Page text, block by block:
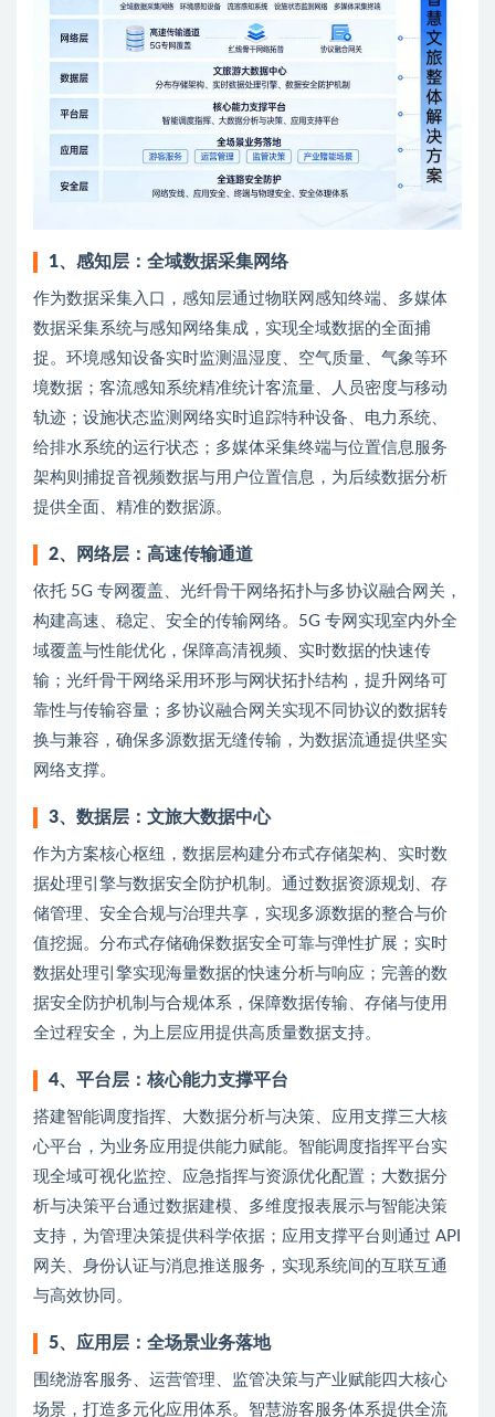
1、 感知层：全域数据采集网络
作为数据采集入口，感知层通过物联网感知终端、多媒体
数据采集系统与感知网络集成，实现全域数据的全面捕
捉。环境感知设备实时监测温湿度、空气质量、气象等环
境数据；客流感知系统精准统计客流量、人员密度与移动
轨迹；设施状态监测网络实时追踪特种设备、电力系统、
给排水系统的运行状态；多媒体采集终端与位置信息服务
架构则捕捉音视频数据与用户位置信息，为后续数据分析
提供全面、精准的数据源。
2、 网络层：高速传输通道
依托 5G 专网覆盖、光纤骨干网络拓扑与多协议融合网关，
构建高速、稳定、安全的传输网络。5G 专网实现室内外全
域覆盖与性能优化，保障高清视频、实时数据的快速传
输；光纤骨干网络采用环形与网状拓扑结构，提升网络可
靠性与传输容量；多协议融合网关实现不同协议的数据转
换与兼容，确保多源数据无缝传输，为数据流通提供坚实
网络支撑。
3、 数据层：文旅大数据中心
作为方案核心枢纽，数据层构建分布式存储架构、实时数
据处理引擎与数据安全防护机制。通过数据资源规划、存
储管理、安全合规与治理共享，实现多源数据的整合与价
值挖掘。分布式存储确保数据安全可靠与弹性扩展；实时
数据处理引擎实现海量数据的快速分析与响应；完善的数
据安全防护机制与合规体系，保障数据传输、存储与使用
全过程安全，为上层应用提供高质量数据支持。
4、 平台层：核心能力支撑平台
搭建智能调度指挥、大数据分析与决策、应用支撑三大核
心平台，为业务应用提供能力赋能。智能调度指挥平台实
现全域可视化监控、应急指挥与资源优化配置；大数据分
析与决策平台通过数据建模、多维度报表展示与智能决策
支持，为管理决策提供科学依据；应用支撑平台则通过 API
网关、身份认证与消息推送服务，实现系统间的互联互通
与高效协同。
5、 应用层：全场景业务落地
围绕游客服务、运营管理、监管决策与产业赋能四大核心
场景，打造多元化应用体系。智慧游客服务体系提供全流